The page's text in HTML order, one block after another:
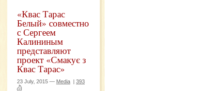
«Квас Тарас
Белый» совместно
с Сергеем
Калининым
представляют
проект «Смакує з
Квас Тарас»
23 July, 2015 — Media | 393